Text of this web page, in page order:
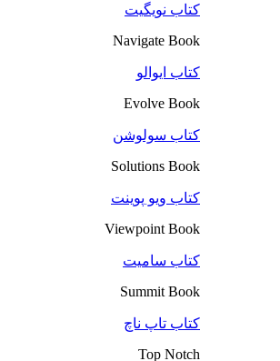
کتاب نویگیت
Navigate Book
کتاب ایوالو
Evolve Book
کتاب سولوشن
Solutions Book
کتاب ویو پوینت
Viewpoint Book
کتاب سامیت
Summit Book
کتاب تاپ ناچ
Top Notch